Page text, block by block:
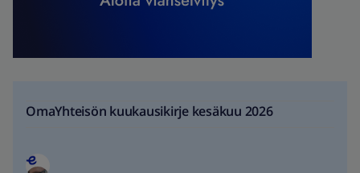
OmaYhteisön kuukausikirje kesäkuu 2026